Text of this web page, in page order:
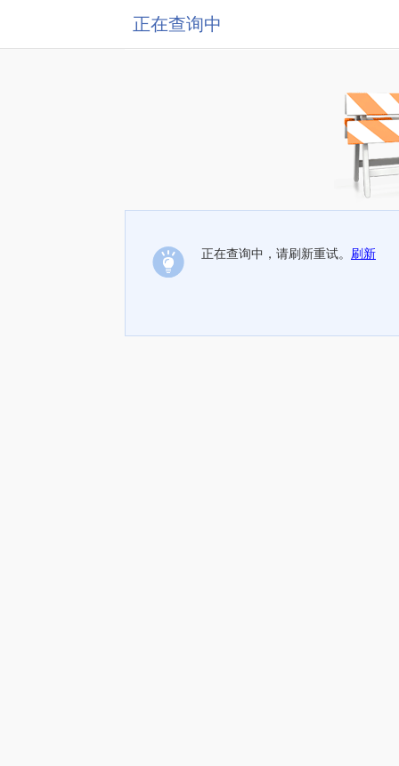
正在查询中
正在查询中，请刷新重试。 刷新